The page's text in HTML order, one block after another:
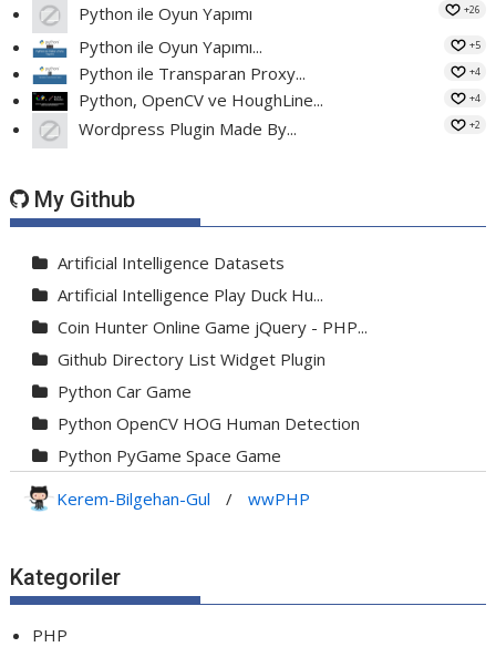
Python ile Oyun Yapımı +26
Python ile Oyun Yapımı... +5
Python ile Transparan Proxy... +4
Python, OpenCV ve HoughLine... +4
Wordpress Plugin Made By... +2
My Github
Artificial Intelligence Datasets
Artificial Intelligence Play Duck Hu...
Coin Hunter Online Game jQuery - PHP...
Github Directory List Widget Plugin
Python Car Game
Python OpenCV HOG Human Detection
Python PyGame Space Game
Python PyGame Yılan Oyunu - Snake G...
Python Transparent Proxy Server
Kerem-Bilgehan-Gul / wwPHP
Kategoriler
PHP